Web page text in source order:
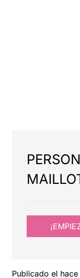
Publicado el